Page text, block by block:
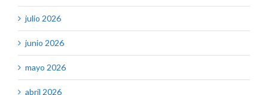
julio 2026
junio 2026
mayo 2026
abril 2026